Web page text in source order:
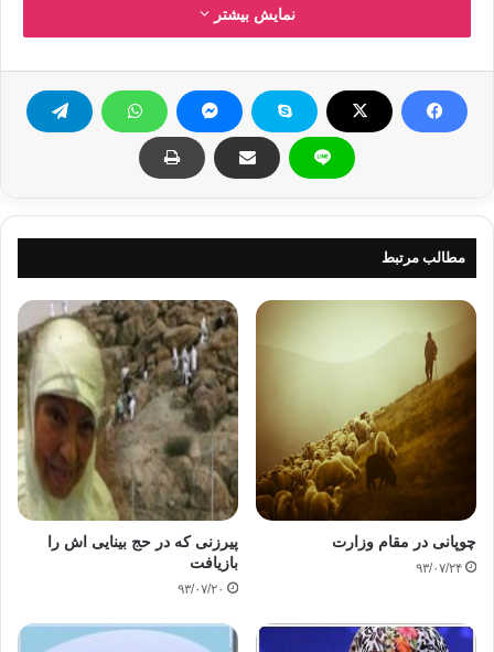
ومن الأمور التي كانت جديدةً علينا
واكتشفناها في بعض المقالات والأبواب توقيع الإمام الشهيد بكنية له، مثل: أبو
الشواهد
والأحداث بعضها إلى بعض، وتأكيد ذلك بقرائن قوية، فضلاً عن الرجوع إلى
ونرجِّح أن الإمام الشهيد كان يفعل ذلك حتى
لا يظهر اسمُه على كثير من مقالات المجلة، خاصةً في بعض فروع العلم، مثل:
الأدب، والنقد الأدبي، والحق أنه لو تفرَّغ لهذه العلوم لفاق كثيرًا من رجالِها،
ولكن بالرغم من أنه عالمٌ جهبذٌ في كثير من فروع العلم إلا أن همَّه الأكبر هو
تسخير هذه العلوم في استعادة الشخصية الإسلامية التي افتقدناها تربيةً وتكوينًا.
لقد اقتصر عملُنا في تحقيق نصِّ مقالات
التراث على:
تخريجه
نمایش بیشتر
مطالب مرتبط
چوپانی در مقام وزارت
۹۳/۰۷/۲۴
پیرزنی که در حج بینایی اش را
بازیافت
۹۳/۰۷/۲۰